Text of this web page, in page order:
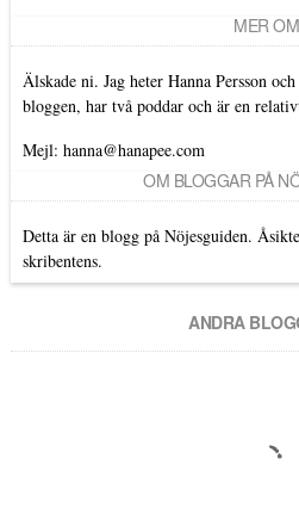
MER OM
Älskade ni. Jag heter Hanna Persson
bloggen, har två poddar och är en
Mejl: hanna@hanapee.com
OM BLOGGAR PÅ
Detta är en blogg på Nöjesguiden.
skribentens.
ANDRA